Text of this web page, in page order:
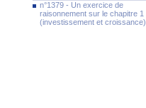
n°1379 - Un exercice de
raisonnement sur le chapitre 1
(investissement et croissance)